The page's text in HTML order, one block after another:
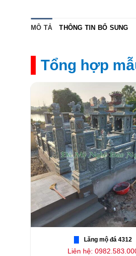
MÔ TẢ THÔNG TIN BỔ SUNG
Tổng hợp
Lăng mộ đá 4312
Liên hệ: